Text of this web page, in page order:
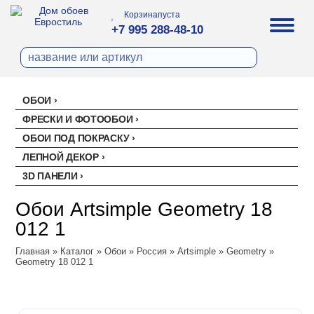
Корзинапуста
+7 995 288-48-10
ОБОИ
Все обои
Палитра
Палитра
Erismann
Erismann
Артекс
Ateliero
Милласа
Ambient
Ambient Vol.2
Ambient Vol.3
Artsimple
Geometry
ФРЕСКИ И ФОТООБОИ
ОБОИ ПОД ПОКРАСКУ
Стеклохолст малярный
Ремонтный флизелин
ЛЕПНОЙ ДЕКОР
Перфект
3D ПАНЕЛИ
Панели под покраску
Цветные панели
Обои Artsimple Geometry 18
012 1
Главная » Каталог »Обои » Россия »Artsimple »Geometry »
Geometry 18 012 1